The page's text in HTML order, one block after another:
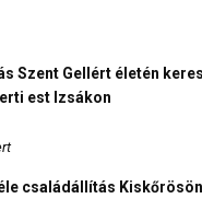
Szent Gellért életén
est Izsákon
családállítás